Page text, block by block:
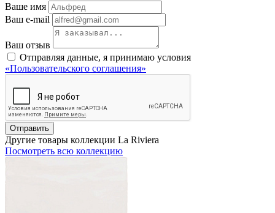
Ваше имя
Ваш e-mail
Ваш отзыв
Отправляя данные, я принимаю условия
«Пользовательского соглашения»
Отправить
Другие товары коллекции La Riviera
Посмотреть всю коллекцию